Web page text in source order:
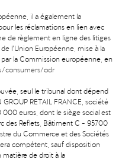
il a également la
les réclamations en lien avec
de règlement en ligne des litiges
l’Union Européenne, mise à la
la Commission européenne, en
consumers/odr
seul le tribunal dont dépend
RETAIL FRANCE, société
euros, dont le siège social est
des Reflets, Bâtiment C - 95700
du Commerce et des Sociétés
compétent, sauf disposition
de droit à la